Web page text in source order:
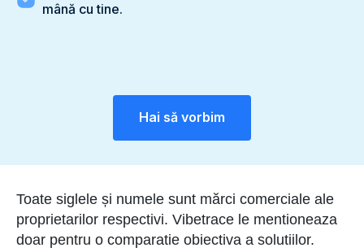
mână cu tine.
Hai să vorbim
Toate siglele și numele sunt mărci comerciale ale
proprietarilor respectivi. Vibetrace le mentioneaza
doar pentru o comparatie obiectiva a solutiilor.